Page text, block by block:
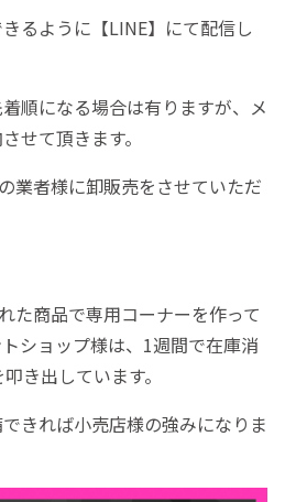
るように【LINE】にて配信し
順になる場合は有りますが、メ
せて頂きます。
業者様に卸販売をさせていただ
た商品で専用コーナーを作って
ショップ様は、1週間で在庫消
き出しています。
きれば小売店様の強みになりま